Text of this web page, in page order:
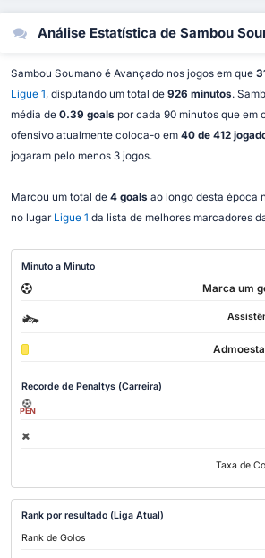
Análise Estatística de Sambou
Sambou Soumano é Avançado nos jogos em que
Ligue 1, disputando um total de 926 minutos.
média de 0.39 goals por cada 90 minutos que em
ofensivo atualmente coloca-o em 40 de 412
jogaram pelo menos 3 jogos.
Marcou um total de 4 goals ao longo desta época
no lugar Ligue 1 da lista de melhores marcadores
Minuto a Minuto
Marca um
Recorde de Penaltys (Carreira)
PEN
Taxa de
Rank por resultado (Liga Atual)
Rank de Golos